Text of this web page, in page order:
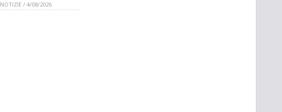
NOTIZIE / 4/08/2026